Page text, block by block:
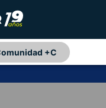
+C